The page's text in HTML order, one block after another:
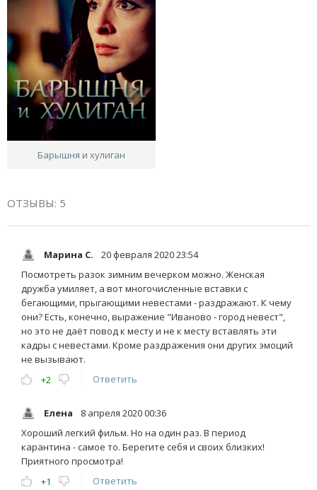
Барышня и хулиган
ОТЗЫВЫ: 5
Марина С.
20 февраля 2020 23:54
Посмотреть разок зимним вечерком можно. Женская
дружба умиляет, а вот многочисленные вставки с
бегающими, прыгающими невестами - раздражают. К чему
они? Есть, конечно, выражение "Иваново - город невест",
но это не даёт повод к месту и не к месту вставлять эти
кадры с невестами. Кроме раздражения они других эмоций
не вызывают.
+2
Ответить
Елена
8 апреля 2020 00:36
Хороший легкий фильм. Но на один раз. В период
карантина - самое то. Берегите себя и своих близких!
Приятного просмотра!
+1
Ответить